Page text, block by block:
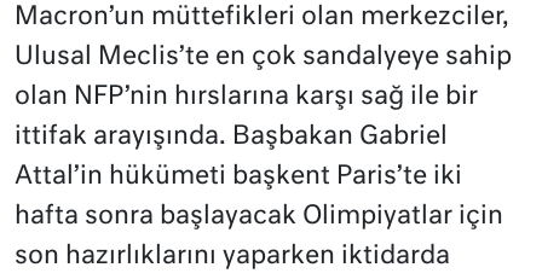
Macron’un müttefikleri olan merkezciler,
Ulusal Meclis’te en çok sandalyeye sahip
olan NFP’nin hırslarına karşı sağ ile bir
ittifak arayışında. Başbakan Gabriel
Attal’in hükümeti başkent Paris’te iki
hafta sonra başlayacak Olimpiyatlar için
son hazırlıklarını yaparken iktidarda